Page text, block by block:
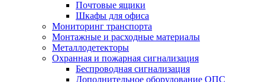
Почтовые ящики
Шкафы для офиса
Мониторинг транспорта
Монтажные и расходные материалы
Металлодетекторы
Охранная и пожарная сигнализация
Беспроводная сигнализация
Дополнительное оборудование ОПС